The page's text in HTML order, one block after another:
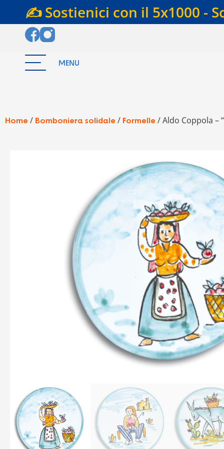
✍️ Sostienici con il 5x1000 -
MENU
Home / Bomboniera solidale / Formelle / Aldo Coppola –